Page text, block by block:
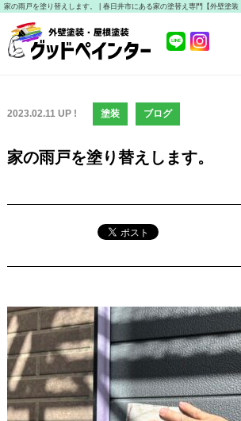
家の雨戸を塗り替えします。 | 春日井市にある家の塗替え専門【外壁塗
2023.02.11 UP ! 塗装 ブログ
家の雨戸を塗り替えします。